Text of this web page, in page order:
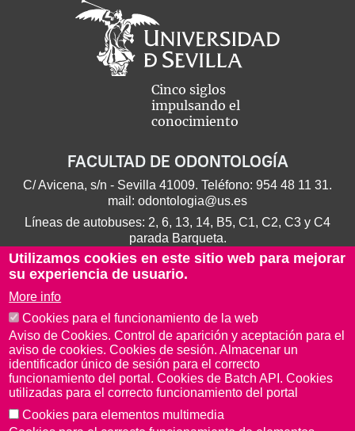
Cinco siglos
impulsando el
conocimiento
FACULTAD DE ODONTOLOGÍA
C/ Avicena, s/n - Sevilla 41009. Teléfono: 954 48 11 31.
mail: odontologia@us.es
Líneas de autobuses: 2, 6, 13, 14, B5, C1, C2, C3 y C4
parada Barqueta.
Aviso Legal Protección de datos
Utilizamos cookies en este sitio web para mejorar
su experiencia de usuario.
More info
Cookies para el funcionamiento de la web
Aviso de Cookies. Control de aparición y aceptación para el
aviso de cookies. Cookies de sesión. Almacenar un
identificador único de sesión para el correcto
funcionamiento del portal. Cookies de Batch API. Cookies
utilizadas para el correcto funcionamiento del portal
Cookies para elementos multimedia